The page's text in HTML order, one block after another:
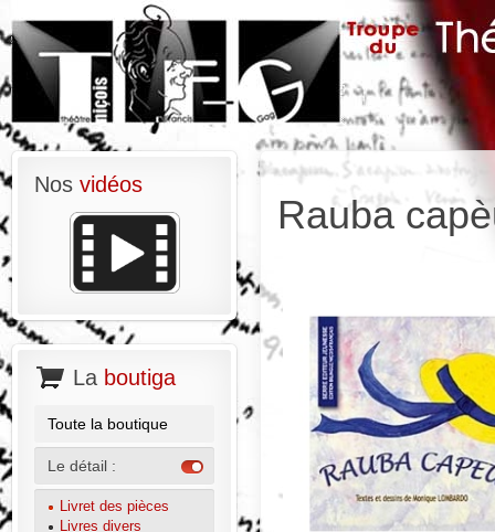
Rauba
Nos vidéos
La boutiga
Toute la boutique
Le détail :
Livret des pièces
Livres divers